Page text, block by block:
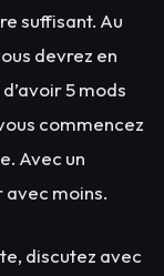
suffisant. Au
devrez en
5 mods
commencez
Avec un
avec moins.
discutez avec